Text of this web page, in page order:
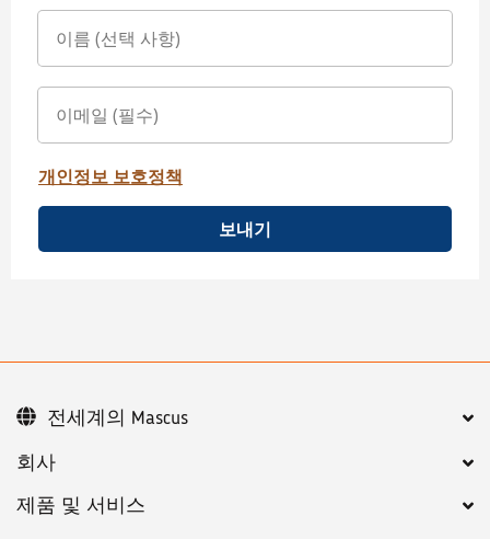
개인정보 보호정책
보내기
회사
제품 및 서비스
전세계의 Mascus